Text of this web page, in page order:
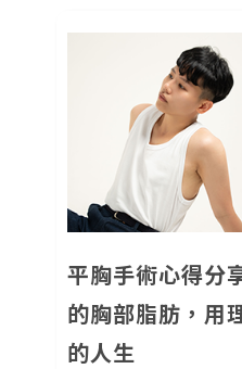
平胸手術心得分
的胸部脂肪，用
的人生